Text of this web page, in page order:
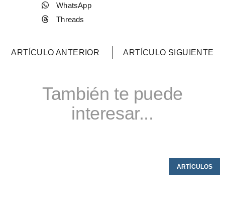
WhatsApp
Threads
ARTÍCULO ANTERIOR ARTÍCULO SIGUIENTE
También te puede
interesar...
ARTÍCULOS